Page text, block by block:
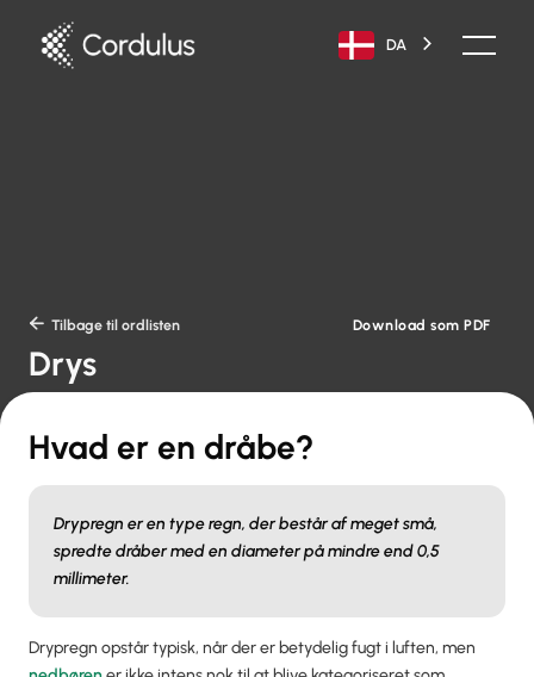
DA
 Tilbage til ordlisten Download som PDF
Drys
Hvad er en dråbe?
Drypregn er en type regn, der består af meget små,
spredte dråber med en diameter på mindre end 0,5
millimeter.
Drypregn opstår typisk, når der er betydelig fugt i luften, men